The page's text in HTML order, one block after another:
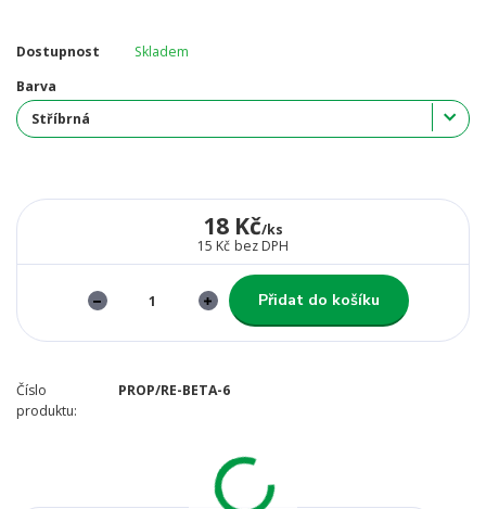
Dostupnost
Skladem
Barva
18 Kč/ks
15 Kč bez DPH
Přidat do košíku
Číslo
produktu:
PROP/RE-BETA-6